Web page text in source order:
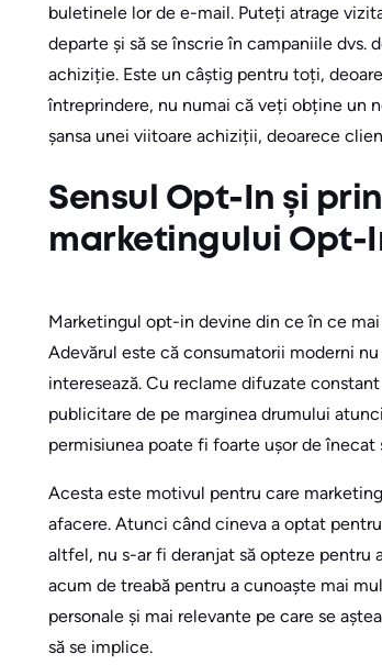
buletinele lor de e-mail. Puteți atrage
departe și să se înscrie în campaniile
achiziție. Este un câștig pentru toți,
întreprindere, nu numai că veți obține un
șansa unei viitoare achiziții, deoarece
Sensul Opt-In și
marketingului Opt-
Marketingul opt-in devine din ce în ce
Adevărul este că consumatorii moderni
interesează. Cu reclame difuzate
publicitare de pe marginea drumului
permisiunea poate fi foarte ușor de înecat
Acesta este motivul pentru care
afacere. Atunci când cineva a optat
altfel, nu s-ar fi deranjat să opteze
acum de treabă pentru a cunoaște mai
personale și mai relevante pe care se
să se implice.